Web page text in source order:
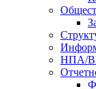
НПА/